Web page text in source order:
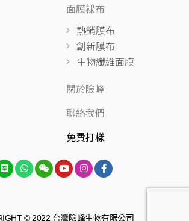
面膜裸布
熱銷膜布
創新膜布
生物纖維面膜
關於險峰
聯絡我們
免費打樣
© 2022 台灣險峰生物有限公司